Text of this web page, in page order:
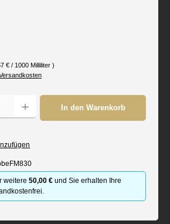
€ / 1000 Milliliter )
gewünschten Wert ein oder benutze die Schaltflächen um
In den Warenkorb
weitere50,00 € und Sie erhalten Ihre